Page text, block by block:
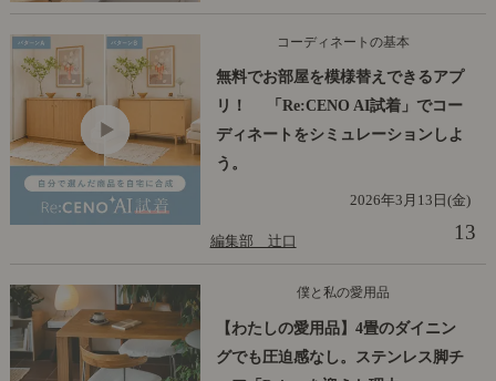
コーディネートの基本
無料でお部屋を模様替えできるアプ
リ！ 「Re:CENO AI試着」でコー
ディネートをシミュレーションしよ
う。
2026年3月13日(金)
編集部 辻口 13
僕と私の愛用品
【わたしの愛用品】4畳のダイニン
グでも圧迫感なし。ステンレス脚チ